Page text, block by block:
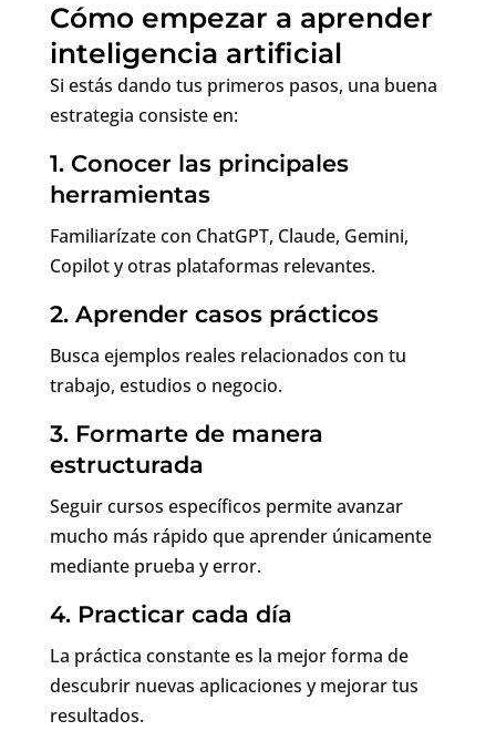
Cómo empezar a aprender
inteligencia artificial
Si estás dando tus primeros pasos, una buena
estrategia consiste en:
1. Conocer las principales
herramientas
Familiarízate con ChatGPT, Claude, Gemini,
Copilot y otras plataformas relevantes.
2. Aprender casos prácticos
Busca ejemplos reales relacionados con tu
trabajo, estudios o negocio.
3. Formarte de manera
estructurada
Seguir cursos específicos permite avanzar
mucho más rápido que aprender únicamente
mediante prueba y error.
4. Practicar cada día
La práctica constante es la mejor forma de
descubrir nuevas aplicaciones y mejorar tus
resultados.